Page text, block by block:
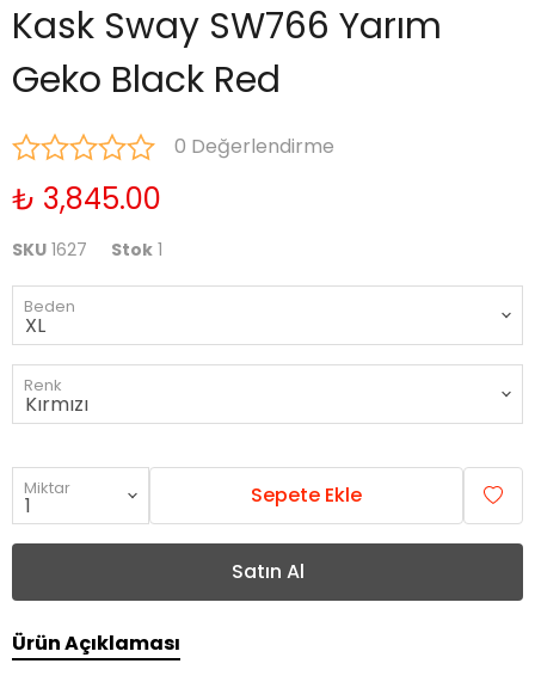
Kask Sway SW766 Yarım
Geko Black Red
0 Değerlendirme
₺ 3,845.00
SKU 1627 Stok 1
Beden
Renk
Miktar Sepete Ekle
Satın Al
Ürün Açıklaması